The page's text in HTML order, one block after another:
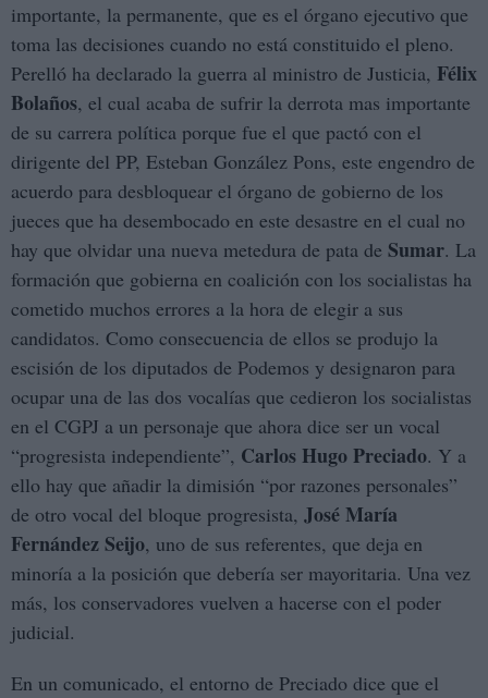
importante, la permanente, que es el órgano ejecutivo que
toma las decisiones cuando no está constituido el pleno.
Perelló ha declarado la guerra al ministro de Justicia, Félix
Bolaños, el cual acaba de sufrir la derrota mas importante
de su carrera política porque fue el que pactó con el
dirigente del PP, Esteban González Pons, este engendro de
acuerdo para desbloquear el órgano de gobierno de los
jueces que ha desembocado en este desastre en el cual no
hay que olvidar una nueva metedura de pata de Sumar. La
formación que gobierna en coalición con los socialistas ha
cometido muchos errores a la hora de elegir a sus
candidatos. Como consecuencia de ellos se produjo la
escisión de los diputados de Podemos y designaron para
ocupar una de las dos vocalías que cedieron los socialistas
en el CGPJ a un personaje que ahora dice ser un vocal
“progresista independiente”, Carlos Hugo Preciado. Y a
ello hay que añadir la dimisión “por razones personales”
de otro vocal del bloque progresista, José María
Fernández Seijo, uno de sus referentes, que deja en
minoría a la posición que debería ser mayoritaria. Una vez
más, los conservadores vuelven a hacerse con el poder
judicial.
En un comunicado, el entorno de Preciado dice que el